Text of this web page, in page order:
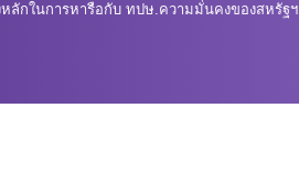
หลักในการหารือกับ ทปษ.ความมั่นคงของสหรัฐฯ